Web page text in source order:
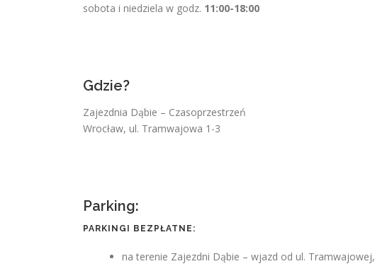
sobota i niedziela w godz. 11:00-18:00
Gdzie?
Zajezdnia Dąbie – Czasoprzestrzeń
Wrocław, ul. Tramwajowa 1-3
Parking:
PARKINGI BEZPŁATNE:
na terenie Zajezdni Dąbie – wjazd od ul. Tramwajowej,